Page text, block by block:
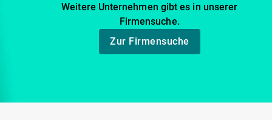
Weitere Unternehmen gibt es in unserer
Firmensuche.
Zur Firmensuche